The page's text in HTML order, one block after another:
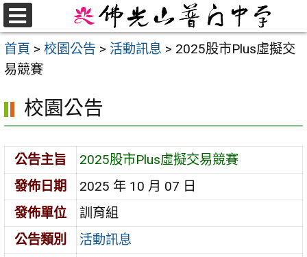
跳
至
主
要
首頁 > 校園公告 > 活動訊息 > 2025股市Plus虛擬交
易競賽
校園公告
公告主旨
2025股市Plus虛擬交易競賽
發佈日期
2025 年 10 月 07 日
發佈單位
訓育組
公告類別
活動訊息
選
單